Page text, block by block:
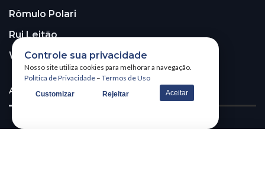
Rômulo Polari
Rui Leitão
Walter Santos
ASSINE A NOSSA NEWSLETTER!
Controle sua privacidade
Nosso site utiliza cookies para melhorar a navegação.
Política de Privacidade – Termos de Uso
Customizar Rejeitar Aceitar